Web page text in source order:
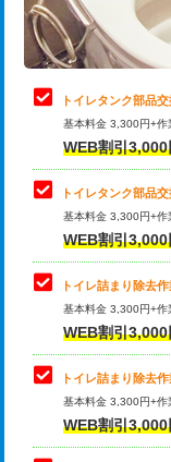
トイレタンク部品
基本料金 3,300円+
WEB割引
トイレタンク部品
基本料金 3,300円+
WEB割引
トイレ詰まり除去
基本料金 3,300円+
WEB割引
トイレ詰まり除去
基本料金 3,300円+
WEB割引